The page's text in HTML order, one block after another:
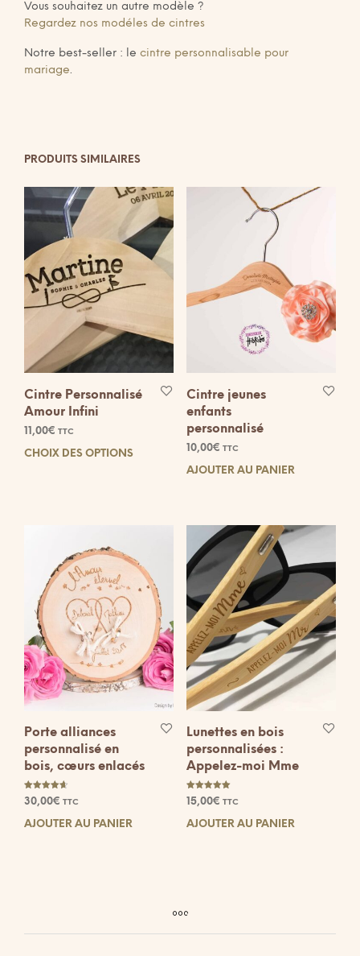
Vous souhaitez un autre modèle ?
Regardez nos modéles de cintres
Notre best-seller : le cintre personnalisable pour
mariage.
PRODUITS SIMILAIRES
Cintre Personnalisé
Amour Infini
11,00€ TTC
CHOIX DES OPTIONS
produit
variations.
options
peuvent
choisies
sur
la
page
du
produit
Cintre jeunes
enfants
personnalisé
10,00€ TTC
AJOUTER AU PANIER
Porte alliances
personnalisé en
bois, cœurs enlacés
Note
4.67
30,00€ TTC
AJOUTER AU PANIER
Lunettes en bois
personnalisées :
Appelez-moi Mme
Note
5.00
15,00€ TTC
AJOUTER AU PANIER